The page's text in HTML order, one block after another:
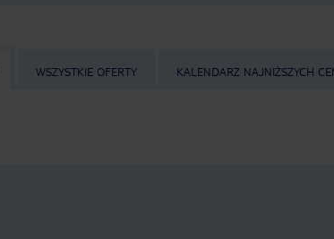
WSZYSTKIE OFERTY KALENDARZ NAJNIŻSZYCH